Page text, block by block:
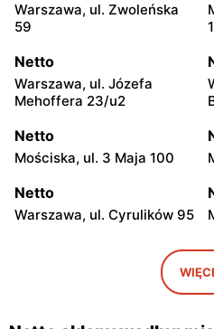
Warszawa, ul. Zwoleńska
59
Netto
Warszawa, ul. Józefa
Mehoffera 23/u2
Netto
Mościska, ul. 3 Maja 100
Netto
Warszawa, ul. Cyrulików 95
Warszawa, ul. Wisełki 6
Netto